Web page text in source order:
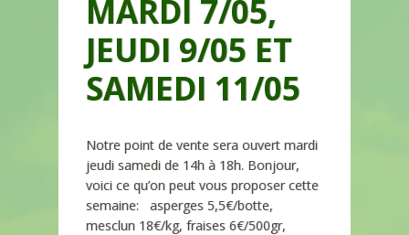
MARDI 7/05,
JEUDI 9/05 ET
SAMEDI 11/05
Notre point de vente sera ouvert mardi
jeudi samedi de 14h à 18h. Bonjour,
voici ce qu’on peut vous proposer cette
semaine: asperges 5,5€/botte,
mesclun 18€/kg, fraises 6€/500gr,